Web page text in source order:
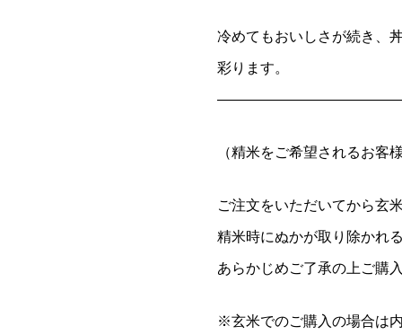
冷めてもおいしさが続き、
彩ります。
（精米をご希望されるお客
ご注文をいただいてから玄
精米時にぬかが取り除かれ
あらかじめご了承の上ご購
※玄米でのご購入の場合は